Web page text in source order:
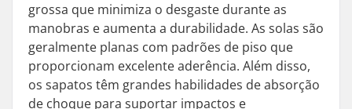
grossa que minimiza o desgaste durante as
manobras e aumenta a durabilidade. As solas são
geralmente planas com padrões de piso que
proporcionam excelente aderência. Além disso,
os sapatos têm grandes habilidades de absorção
de choque para suportar impactos e